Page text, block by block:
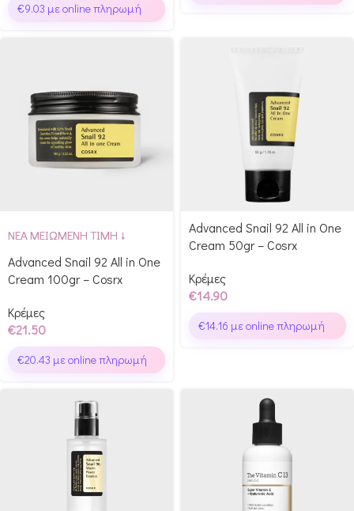
€9.03 με online πληρωμή
ΝΕΑ ΜΕΙΩΜΕΝΗ ΤΙΜΗ ↓
Advanced Snail 92 All in One
Cream 100gr – Cosrx
Κρέμες
€21.50
€20.43 με online πληρωμή
Advanced Snail 92 All in One
Cream 50gr – Cosrx
Κρέμες
€14.90
€14.16 με online πληρωμή